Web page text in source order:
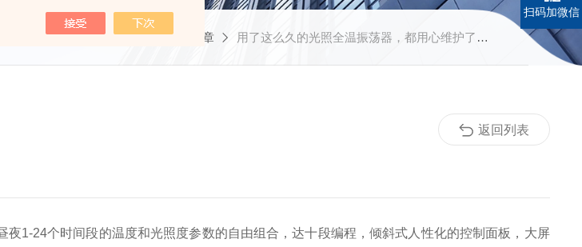
当前位置：首页 技术文章 用了这么久的光照全温振荡器，都用心维护了吗？
1-24个时间段的温度和光照度参数的自由组合，达十段编程，倾斜式人性化的控制面板，大屏
返回列表
扫码加微信